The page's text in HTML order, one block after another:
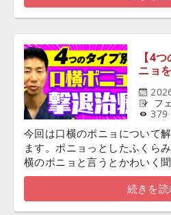
【4
ニョ
フ
379
今回は口横のポニョについて
ます。ポニョっとしたふくら
横のポニョと言うとかわいく
続きを読